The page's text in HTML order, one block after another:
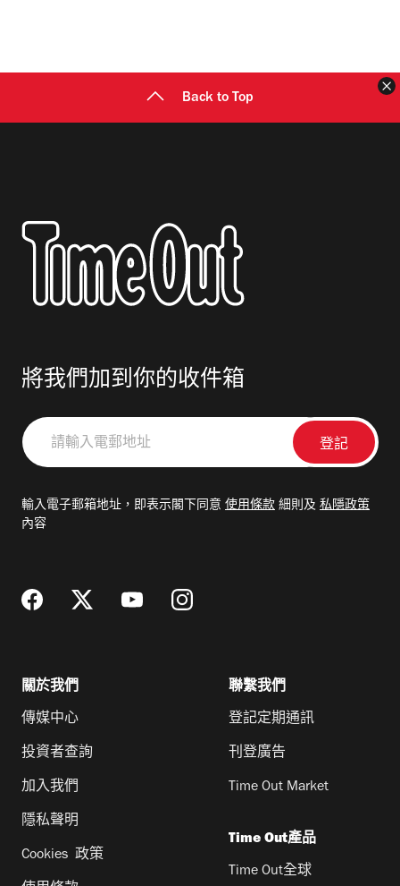
Back to Top
將我們加到你的收件箱
請
輸
郵
輸入電子郵箱地址，即表示閣下同意 使用條款 細則及 私隱政策
內容
關於我們
傳媒中心
投資者查詢
加入我們
隱私聲明
Cookies 政策
聯繫我們
登記定期通訊
刊登廣告
Time Out Market
Time Out產品
Time Out全球